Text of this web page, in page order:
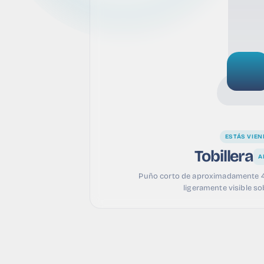
ESTÁS
Tobillera
Puño corto de aproximadamente
ligeramente visible